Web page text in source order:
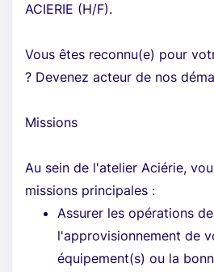
ACIERIE (H/F).
Vous êtes reconnu(e) pour
? Devenez acteur de nos
Missions
Au sein de l'atelier Aciérie,
missions principales :
Assurer les opérations
l'approvisionnement de
équipement(s) ou la